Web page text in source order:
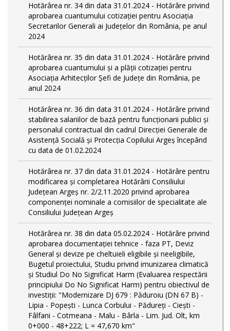
Hotărârea nr. 34 din data 31.01.2024 - Hotărâre privind
aprobarea cuantumului cotizației pentru Asociația
Secretarilor Generali ai Județelor din România, pe anul
2024
Hotărârea nr. 35 din data 31.01.2024 - Hotărâre privind
aprobarea cuantumului și a plății cotizației pentru
Asociația Arhitecților Șefi de Județe din România, pe
anul 2024
Hotărârea nr. 36 din data 31.01.2024 - Hotărâre privind
stabilirea salariilor de bază pentru funcționarii publici și
personalul contractual din cadrul Direcției Generale de
Asistență Socială și Protecția Copilului Argeş începând
cu data de 01.02.2024
Hotărârea nr. 37 din data 31.01.2024 - Hotărâre pentru
modificarea și completarea Hotărârii Consiliului
Județean Argeș nr. 2/2.11.2020 privind aprobarea
componenței nominale a comisiilor de specialitate ale
Consiliului Județean Argeș
Hotărârea nr. 38 din data 05.02.2024 - Hotărâre privind
aprobarea documentației tehnice - faza PT, Deviz
General și devize pe cheltuieli eligibile și neeligibile,
Bugetul proiectului, Studiu privind imunizarea climatică
și Studiul Do No Significat Harm (Evaluarea respectării
principiului Do No Significat Harm) pentru obiectivul de
investiții: "Modernizare DJ 679 : Păduroiu (DN 67 B) -
Lipia - Popești - Lunca Corbului - Pădureţi - Ciești -
Fâlfani - Cotmeana - Malu - Bârla - Lim. Jud. Olt, km
0+000 - 48+222; L = 47,670 km"